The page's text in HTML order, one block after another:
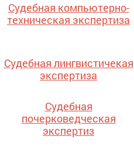
Судебная компьютерно-
техническая экспертиза
Судебная лингвистичекая
экспертиза
Судебная
почерковедческая
экспертиз